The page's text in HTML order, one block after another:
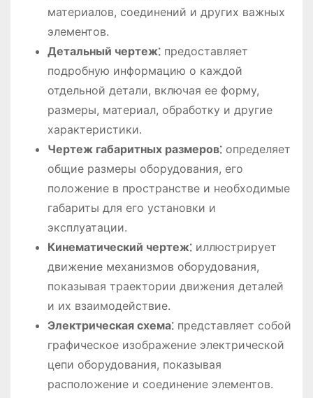
материалов, соединений и других важных
элементов.
Детальный чертеж⁚предоставляет
подробную информацию о каждой
отдельной детали, включая ее форму,
размеры, материал, обработку и другие
характеристики.
Чертеж габаритных размеров⁚определяет
общие размеры оборудования, его
положение в пространстве и необходимые
габариты для его установки и
эксплуатации.
Кинематический чертеж⁚иллюстрирует
движение механизмов оборудования,
показывая траектории движения деталей
и их взаимодействие.
Электрическая схема⁚представляет собой
графическое изображение электрической
цепи оборудования, показывая
расположение и соединение элементов.